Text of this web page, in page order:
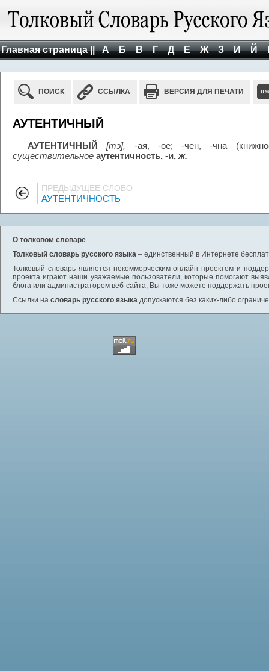
Главная страница || А Б В Г Д Е Ж З И Й
ПОИСК ССЫЛКА ВЕРСИЯ ДЛЯ ПЕЧАТИ
АУТЕНТИЧНЫЙ
АУТЕНТИЧНЫЙ [тэ], -ая, -ое; -чен, -чна
существительное аутентичность, -и, ж.
ПРЕДЫДУЩЕЕ СЛОВО
АУТЕНТИЧНОСТЬ
О толковом словаре
Толковый словарь русского языка – единственный в Интернете
Толковый словарь является некоммерческим онлайн проектом и
проекта играют наши уважаемые пользователи, которые помогают
блога или администратором веб-сайта, Вы тоже можете поддержать
Ссылки на словарь русского языка допускаются без каких-либо